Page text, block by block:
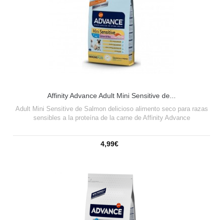
Affinity Advance Adult Mini Sensitive de...
Adult Mini Sensitive de Salmon delicioso alimento seco para razas
sensibles a la proteína de la carne de Affinity Advance
4,99€